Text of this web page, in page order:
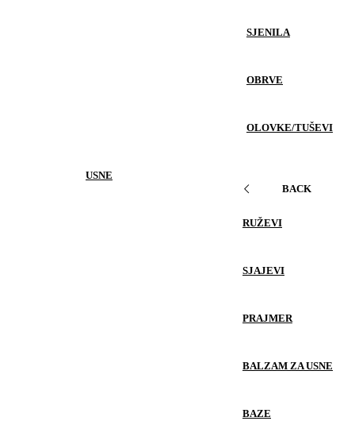
SJENILA
OBRVE
OLOVKE/TUŠEVI
USNE
BACK
RUŽEVI
SJAJEVI
PRAJMER
BALZAM ZA USNE
BAZE